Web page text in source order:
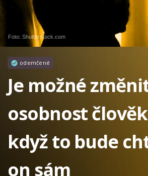
Foto: Shutterstock.com
odemčené
Je možné
osobnost
když to bude
on sám